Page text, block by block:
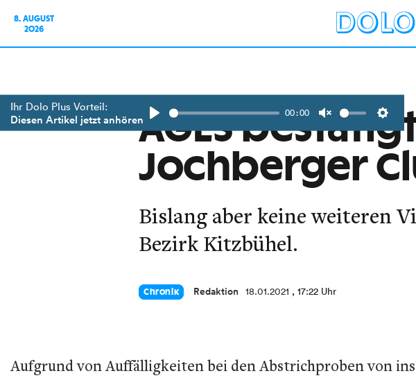
8. AUGUST
2026
Ihr Dolo Plus Vorteil:
Diesen Artikel jetzt anhören
Play
00:00
Unmute Settings
AGES
Jochberger
Bislang aber keine weiteren
Bezirk Kitzbühel.
Chronik Redaktion 18.01.2021 , 17:22 Uhr
Aufgrund von Auffälligkeiten bei den Abstrichproben von